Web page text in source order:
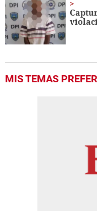
MIS TEMAS